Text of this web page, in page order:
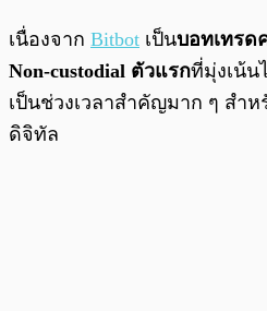
เนื่องจาก Bitbot เป็นบอทเทรด
Non-custodial ตัวแรกที่มุ่งเน้น
เป็นช่วงเวลาสำคัญมาก ๆ สำ
ดิจิทัล